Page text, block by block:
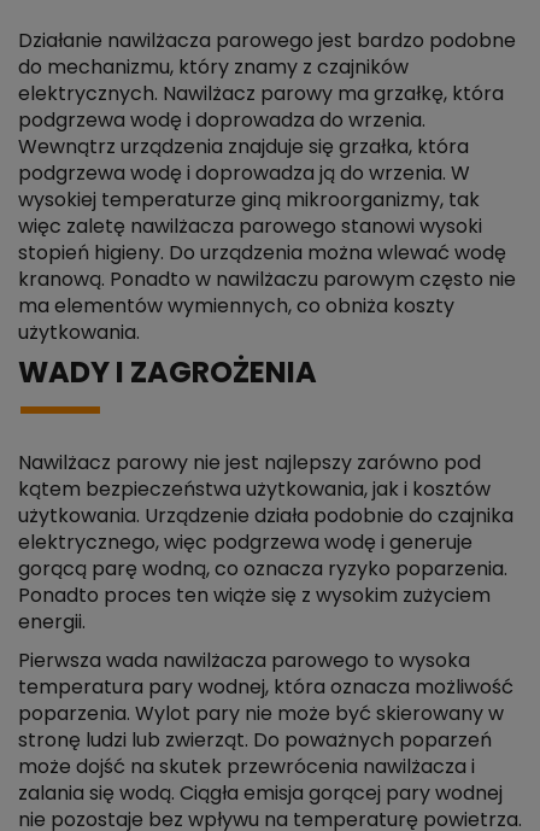
Działanie nawilżacza parowego jest bardzo podobne
do mechanizmu, który znamy z czajników
elektrycznych. Nawilżacz parowy ma grzałkę, która
podgrzewa wodę i doprowadza do wrzenia.
Wewnątrz urządzenia znajduje się grzałka, która
podgrzewa wodę i doprowadza ją do wrzenia. W
wysokiej temperaturze giną mikroorganizmy, tak
więc zaletę nawilżacza parowego stanowi wysoki
stopień higieny. Do urządzenia można wlewać wodę
kranową. Ponadto w nawilżaczu parowym często nie
ma elementów wymiennych, co obniża koszty
użytkowania.
WADY I ZAGROŻENIA
Nawilżacz parowy nie jest najlepszy zarówno pod
kątem bezpieczeństwa użytkowania, jak i kosztów
użytkowania. Urządzenie działa podobnie do czajnika
elektrycznego, więc podgrzewa wodę i generuje
gorącą parę wodną, co oznacza ryzyko poparzenia.
Ponadto proces ten wiąże się z wysokim zużyciem
energii.
Pierwsza wada nawilżacza parowego to wysoka
temperatura pary wodnej, która oznacza możliwość
poparzenia. Wylot pary nie może być skierowany w
stronę ludzi lub zwierząt. Do poważnych poparzeń
może dojść na skutek przewrócenia nawilżacza i
zalania się wodą. Ciągła emisja gorącej pary wodnej
nie pozostaje bez wpływu na temperaturę powietrza.